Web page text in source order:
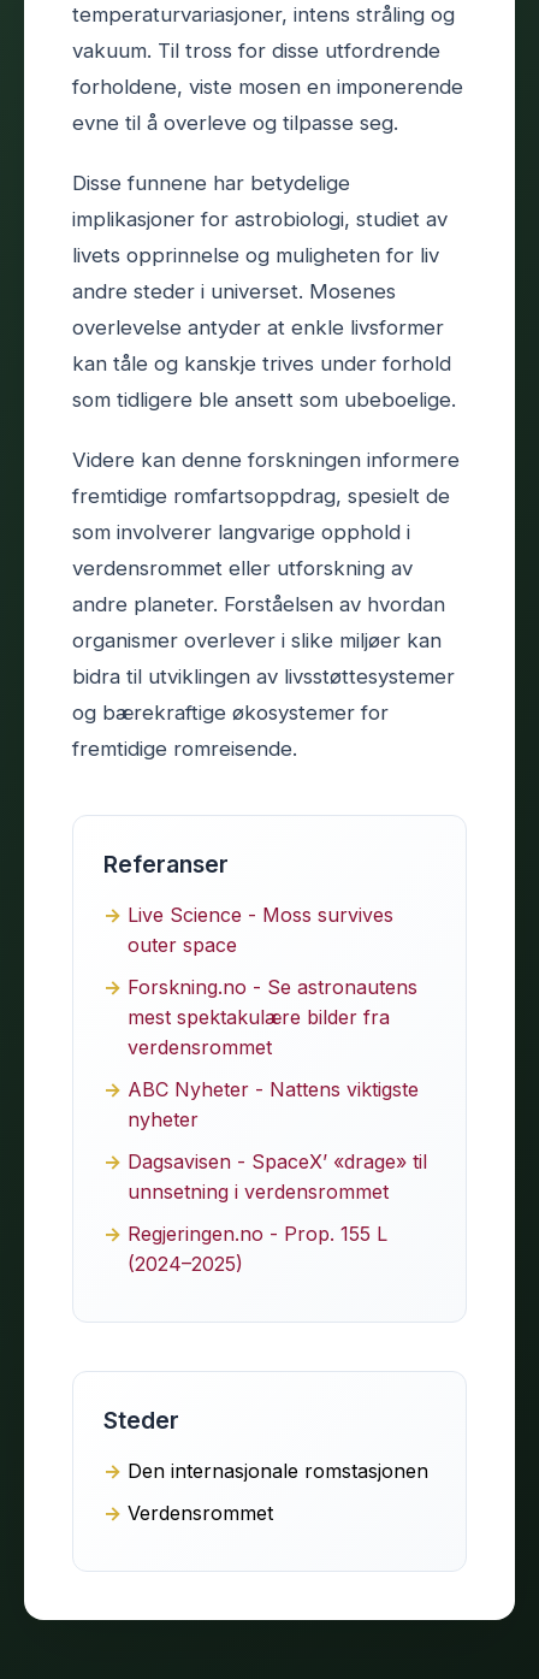
temperaturvariasjoner, intens stråling og
vakuum. Til tross for disse utfordrende
forholdene, viste mosen en imponerende
evne til å overleve og tilpasse seg.
Disse funnene har betydelige
implikasjoner for astrobiologi, studiet av
livets opprinnelse og muligheten for liv
andre steder i universet. Mosenes
overlevelse antyder at enkle livsformer
kan tåle og kanskje trives under forhold
som tidligere ble ansett som ubeboelige.
Videre kan denne forskningen informere
fremtidige romfartsoppdrag, spesielt de
som involverer langvarige opphold i
verdensrommet eller utforskning av
andre planeter. Forståelsen av hvordan
organismer overlever i slike miljøer kan
bidra til utviklingen av livsstøttesystemer
og bærekraftige økosystemer for
fremtidige romreisende.
Referanser
Live Science - Moss survives
outer space
Forskning.no - Se astronautens
mest spektakulære bilder fra
verdensrommet
ABC Nyheter - Nattens viktigste
nyheter
Dagsavisen - SpaceX’ «drage» til
unnsetning i verdensrommet
Regjeringen.no - Prop. 155 L
(2024–2025)
Steder
Den internasjonale romstasjonen
Verdensrommet